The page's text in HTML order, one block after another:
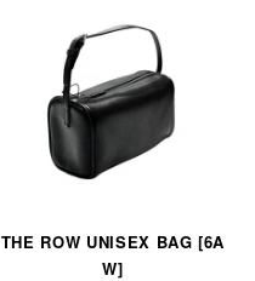
THE ROW UNISEX BAG [6A
W]